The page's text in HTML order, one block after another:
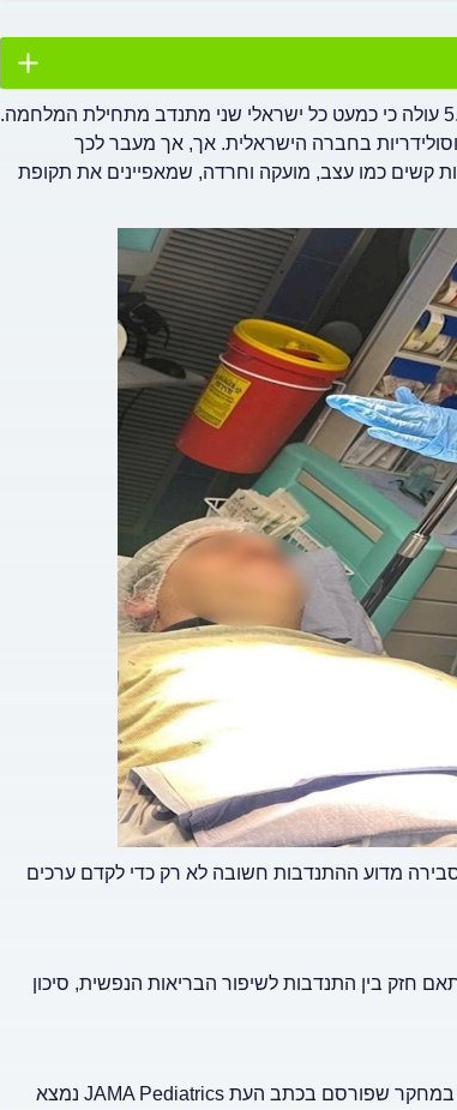
מסקר של המועצה הישראלית להתנדבות ומשרד הרווחה שפורסם ב-5.11 עולה כי כמעט כל ישראלי שני מתנדב מתחילת המלחמה.
בחברה הישראלית. אך, אך מעבר לכך
קשים כמו עצב, מועקה וחרדה, שמאפיינים את תקופת
מדוע ההתנדבות חשובה לא רק כדי לקדם ערכים
חזק בין התנדבות לשיפור הבריאות הנפשית, סיכון
התנדבות קשורה למספר רב של יתרונות בריאותיים גופניים. כך לדוגמה, במחקר שפורסם בכתב העת JAMA Pediatrics נמצא